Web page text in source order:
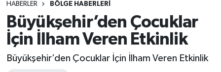
HABERLER BÖLGE HABERLERI
Büyükşehir’den Çocuklar
İçin İlham Veren Etkinlik
Büyükşehir’den Çocuklar İçin İlham Veren Etkinlik
Tüm Manşetler
Son Dakika Haberleri